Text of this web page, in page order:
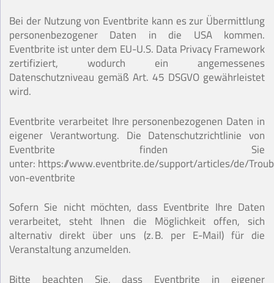
Bei der Nutzung von Eventbrite kann es zur Übermittlung
personenbezogener Daten in die USA kommen.
Eventbrite ist unter dem EU-U.S. Data Privacy Framework
zertifiziert, wodurch ein angemessenes
Datenschutzniveau gemäß Art. 45 DSGVO gewährleistet
wird.
Eventbrite verarbeitet Ihre personenbezogenen Daten in
eigener Verantwortung. Die Datenschutzrichtlinie von
Eventbrite finden Sie
unter: https://www.eventbrite.de/support/articles/de/
von-eventbrite
Sofern Sie nicht möchten, dass Eventbrite Ihre Daten
verarbeitet, steht Ihnen die Möglichkeit offen, sich
alternativ direkt über uns (z. B. per E-Mail) für die
Veranstaltung anzumelden.
Bitte beachten Sie, dass Eventbrite in eigener